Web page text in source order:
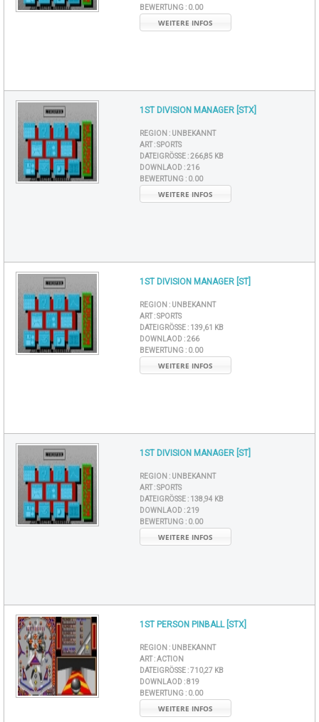
BEWERTUNG : 0.00
WEITERE INFOS
1ST DIVISION MANAGER [STX]
REGION : UNBEKANNT
ART :SPORTS
DATEIGRÖSSE : 266,85 KB
DOWNLAOD :216
BEWERTUNG : 0.00
WEITERE INFOS
1ST DIVISION MANAGER [ST]
REGION : UNBEKANNT
ART :SPORTS
DATEIGRÖSSE : 139,61 KB
DOWNLAOD :266
BEWERTUNG : 0.00
WEITERE INFOS
1ST DIVISION MANAGER [ST]
REGION : UNBEKANNT
ART :SPORTS
DATEIGRÖSSE : 138,94 KB
DOWNLAOD :219
BEWERTUNG : 0.00
WEITERE INFOS
1ST PERSON PINBALL [STX]
REGION : UNBEKANNT
ART :ACTION
DATEIGRÖSSE : 710,27 KB
DOWNLAOD :819
BEWERTUNG : 0.00
WEITERE INFOS